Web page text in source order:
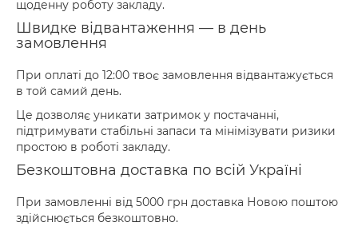
щоденну роботу закладу.
Швидке відвантаження — в день
замовлення
При оплаті до 12:00 твоє замовлення відвантажується
в той самий день.
Це дозволяє уникати затримок у постачанні,
підтримувати стабільні запаси та мінімізувати ризики
простою в роботі закладу.
Безкоштовна доставка по всій Україні
При замовленні від 5000 грн доставка Новою поштою
здійснюється безкоштовно.